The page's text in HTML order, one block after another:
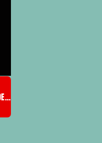
COMPRAR CURSO COM DESCONTO DE MEMBRO